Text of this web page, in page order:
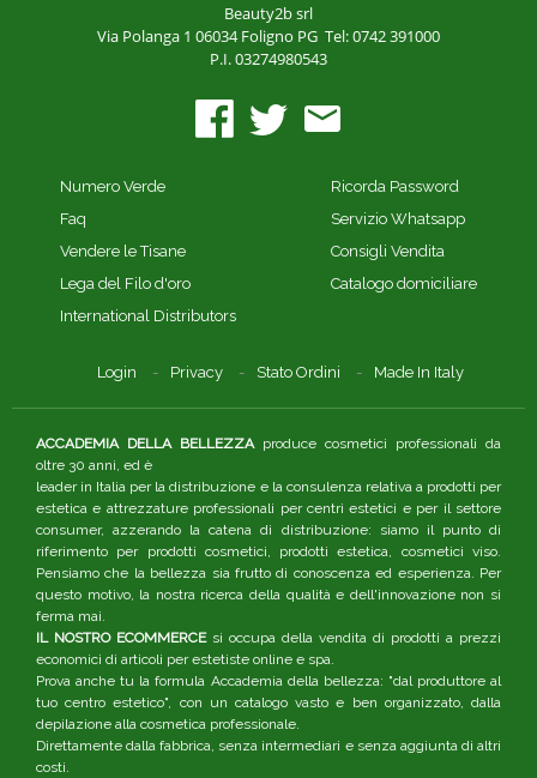
Beauty2b srl
Via Polanga 1 06034 Foligno PG Tel: 0742 391000
P.I. 03274980543
Numero Verde
Faq
Vendere le Tisane
Lega del Filo d'oro
International Distributors
Ricorda Password
Servizio Whatsapp
Consigli Vendita
Catalogo domiciliare
Login Privacy Stato Ordini Made In Italy
ACCADEMIA DELLA BELLEZZAproduce cosmetici professionali da
oltre 30 anni, ed è
leader in Italia per la distribuzione e la consulenza relativa a prodotti per
estetica e attrezzature professionali per centri estetici e per il settore
consumer, azzerando la catena di distribuzione: siamo il punto di
riferimento per prodotti cosmetici, prodotti estetica, cosmetici viso.
Pensiamo che la bellezza sia frutto di conoscenza ed esperienza. Per
questo motivo, la nostra ricerca della qualità e dell'innovazione non si
ferma mai.
IL NOSTRO ECOMMERCEsi occupa della vendita di prodotti a prezzi
economici di articoli per estetiste online e spa.
Prova anche tu la formula Accademia della bellezza: "dal produttore al
tuo centro estetico", con un catalogo vasto e ben organizzato, dalla
depilazione alla cosmetica professionale.
Direttamente dalla fabbrica, senza intermediari e senza aggiunta di altri
costi.